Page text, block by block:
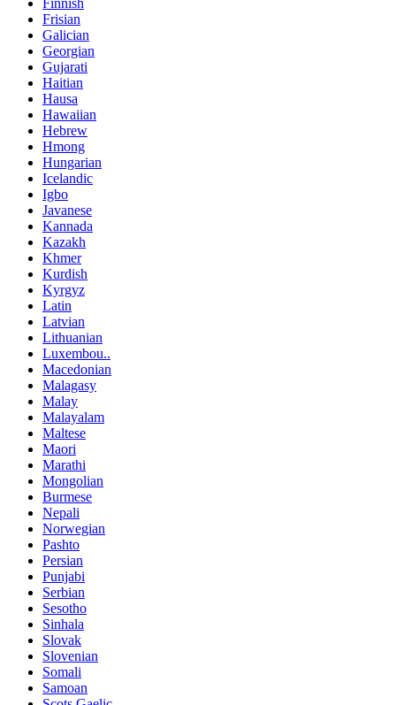
Finnish
Frisian
Galician
Georgian
Gujarati
Haitian
Hausa
Hawaiian
Hebrew
Hmong
Hungarian
Icelandic
Igbo
Javanese
Kannada
Kazakh
Khmer
Kurdish
Kyrgyz
Latin
Latvian
Lithuanian
Luxembou..
Macedonian
Malagasy
Malay
Malayalam
Maltese
Maori
Marathi
Mongolian
Burmese
Nepali
Norwegian
Pashto
Persian
Punjabi
Serbian
Sesotho
Sinhala
Slovak
Slovenian
Somali
Samoan